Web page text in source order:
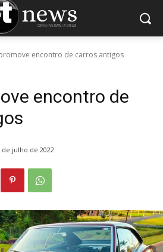
encontro de carros antigos
encontro de
de julho de 2022